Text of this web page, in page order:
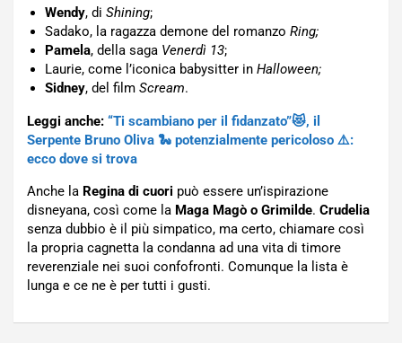
Wendy, di Shining;
Sadako, la ragazza demone del romanzo Ring;
Pamela, della saga Venerdì 13;
Laurie, come l’iconica babysitter in Halloween;
Sidney, del film Scream.
Leggi anche: “Ti scambiano per il fidanzato”😻, il
Serpente Bruno Oliva 🐍 potenzialmente pericoloso ⚠️:
ecco dove si trova
Anche la Regina di cuori può essere un’ispirazione
disneyana, così come la Maga Magò o Grimilde. Crudelia
senza dubbio è il più simpatico, ma certo, chiamare così
la propria cagnetta la condanna ad una vita di timore
reverenziale nei suoi confofronti. Comunque la lista è
lunga e ce ne è per tutti i gusti.